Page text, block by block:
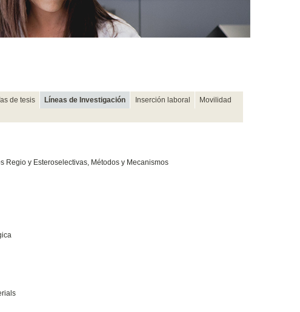
de tesis Líneas de Investigación Inserción laboral
Movilidad
Regio y Esteroselectivas, Métodos y Mecanismos